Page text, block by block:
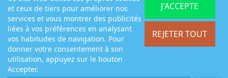
et ceux de tiers pour améliorer nos
services et vous montrer des publicités
liées à vos préférences en analysant
vos habitudes de navigation. Pour
donner votre consentement à son
utilisation, appuyez sur le bouton
Accepter.
REJETER TOUT
J'ACCEPTE